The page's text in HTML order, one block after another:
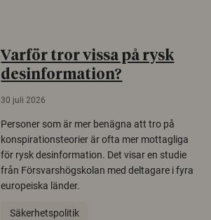
Varför tror vissa på rysk
desinformation?
30 juli 2026
Personer som är mer benägna att tro på
konspirationsteorier är ofta mer mottagliga
för rysk desinformation. Det visar en studie
från Försvarshögskolan med deltagare i fyra
europeiska länder.
Säkerhetspolitik